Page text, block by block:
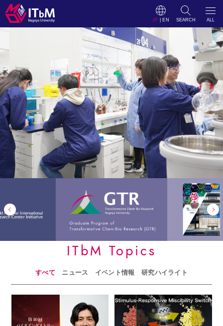
JP EN SEARCH ALL
ITbM Topics
すべて ニュース イベント情報 研究ハイライト